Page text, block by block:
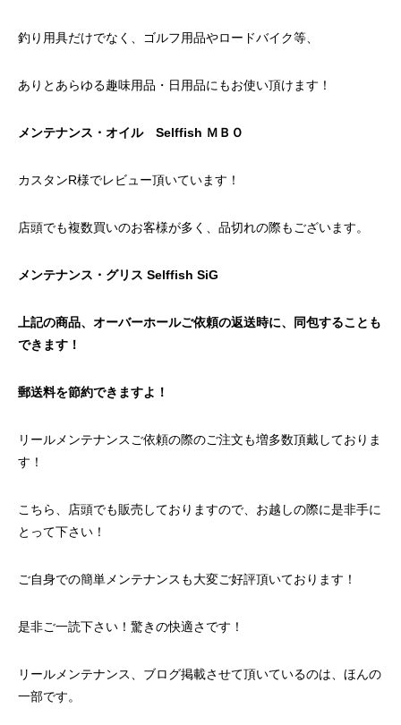
釣り用具だけでなく、ゴルフ用品やロードバイク等、
ありとあらゆる趣味用品・日用品にもお使い頂けます！
メンテナンス・オイル Selffish ＭＢＯ
カスタンR様でレビュー頂いています！
店頭でも複数買いのお客様が多く、品切れの際もございます。
メンテナンス・グリス Selffish SiG
上記の商品、オーバーホールご依頼の返送時に、同包することも
できます！
郵送料を節約できますよ！
リールメンテナンスご依頼の際のご注文も増多数頂戴しておりま
す！
こちら、店頭でも販売しておりますので、お越しの際に是非手に
とって下さい！
ご自身での簡単メンテナンス も大変ご好評頂いております！
是非ご一読下さい！驚きの快適さです！
リールメンテナンス、ブログ掲載させて頂いているのは、ほんの
一部です。